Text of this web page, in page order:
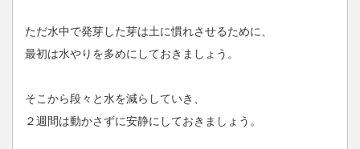
ただ水中で発芽した芽は土に慣れさせるために、
最初は水やりを多めにしておきましょう。
そこから段々と水を減らしていき、
２週間は動かさずに安静にしておきましょう。